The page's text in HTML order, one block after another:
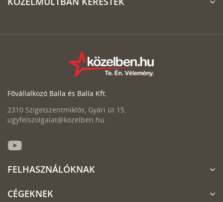
Fővállalkozó Balla és Balla Kft.
2310 Szigetszentmiklós, Gyári út 15.
ugyfelszolgalat@kozelben.hu
FELHASZNÁLÓKNAK
CÉGEKNEK